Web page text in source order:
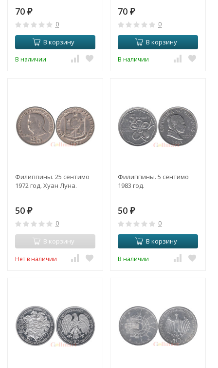
70 ₽
0
В корзину
В наличии
70 ₽
0
В корзину
В наличии
Филиппины. 25 сентимо
1972 год. Хуан Луна.
50 ₽
0
В корзину
Нет в наличии
Филиппины. 5 сентимо
1983 год.
50 ₽
0
В корзину
В наличии